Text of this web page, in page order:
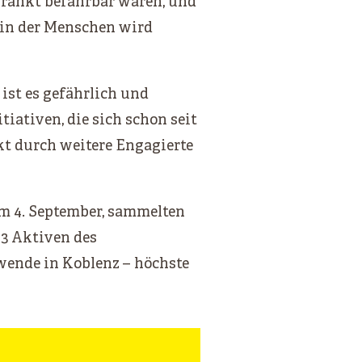
der Menschen wird
es gefährlich und
die sich schon seit
durch weitere Engagierte
September, sammelten
Aktiven des
in Koblenz – höchste